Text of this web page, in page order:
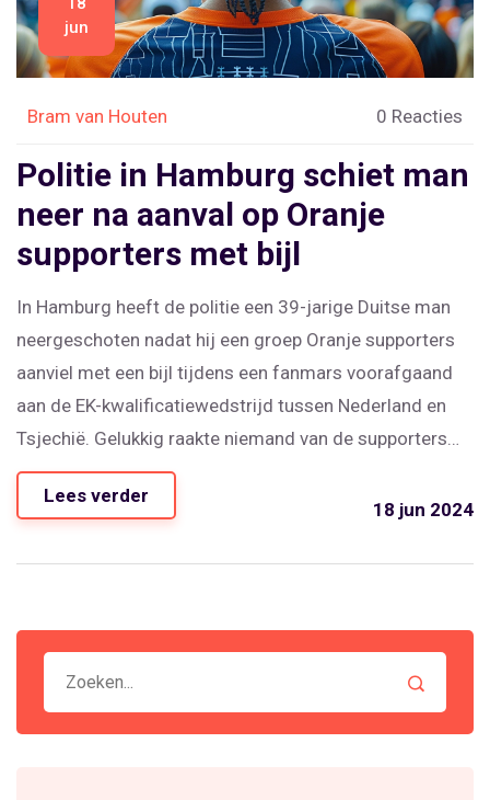
jun
Bram van Houten 0 Reacties
Politie in Hamburg schiet man
neer na aanval op Oranje
supporters met bijl
In Hamburg heeft de politie een 39-jarige Duitse man
neergeschoten nadat hij een groep Oranje supporters
aanviel met een bijl tijdens een fanmars voorafgaand
aan de EK-kwalificatiewedstrijd tussen Nederland en
Tsjechië. Gelukkig raakte niemand van de supporters
ernstig gewond. De politie onderzoekt nog steeds het
motief van de aanvaller.
Lees verder
18 jun 2024